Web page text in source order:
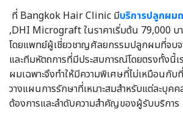
ที่ Bangkok Hair Clinic มีบริการปลูกผม
,DHI Micrograft ในราคาเริ่มต้น 79,000 บ
โดยแพทย์ผู้เชี่ยวชาญศัลยกรรมปลูกผมที่จบ
และทีมหัตถการที่มีประสบการณ์โดยตรงทั้งนี้เ
ผมเฉพาะจึงทำให้มีความพิเศษที่ไม่เหมือนกับ
วางแผนการรักษาที่เหมาะสมสำหรับแต่ละบุค
ต้องการและลำดับความสำคัญของผู้รับบริการ